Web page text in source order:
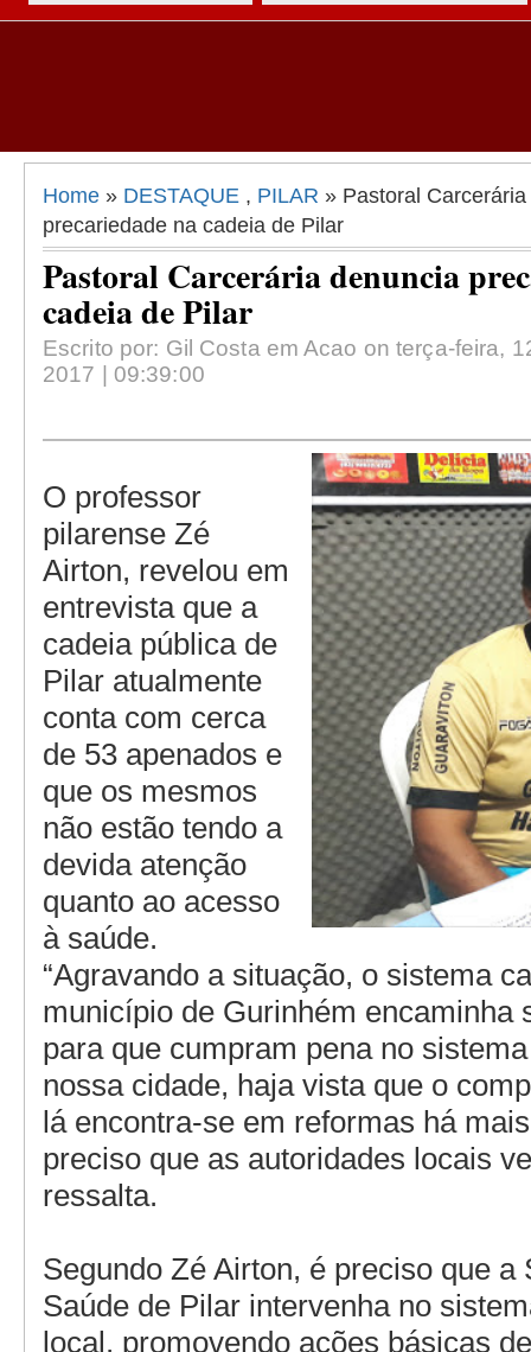
Home » DESTAQUE , PILAR » Pastoral
precariedade na cadeia de Pilar
Pastoral Carcerária denuncia
cadeia de Pilar
Escrito por: Gil Costa em Acao on terça-feira,
2017 | 09:39:00
O professor
pilarense Zé
Airton, revelou em
entrevista que a
cadeia pública de
Pilar atualmente
conta com cerca
de 53 apenados e
que os mesmos
não estão tendo a
devida atenção
quanto ao acesso
à saúde.
“Agravando a situação, o sistema
município de Gurinhém encaminha
para que cumpram pena no
nossa cidade, haja vista que o
lá encontra-se em reformas há
preciso que as autoridades locais
ressalta.
Segundo Zé Airton, é preciso que a
Saúde de Pilar intervenha no
local, promovendo ações básicas